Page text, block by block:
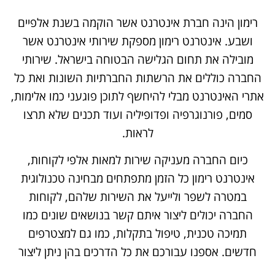
רימון הינה חברת אינטרנט אשר הוקמה בשנת אלפיים
ושבע. אינטרנט רימון מספקת שירותי אינטרנט אשר
מובילה את תחום הגלישה הבטוחה בישראל. שירותי
החברה כוללים את הרשתות החברתיות השונות ואת כל
אתרי האינטרנט מבלי להיחשף לתוכן פוגעני כמו אלימות,
סמים, פורנוגרפיה ופדופיליה ועוד תכנים שלא תרצו
לראות.
כיום החברה מעניקה שירות למאות אלפי לקוחות,
אינטרנט רימון כל הזמן מתפתחים מבחינה טכנולוגית
במטרה לשפר ולייעל את השירות שלהם, לקוחות
החברה יכולים ליצור איתם קשר בנושאים שונים כמו
תמיכה טכנית, טיפול בתקלות, כמו גם למצטרפים
חדשים. אספנו עבורכם את כל הדרכים בהן ניתן ליצור